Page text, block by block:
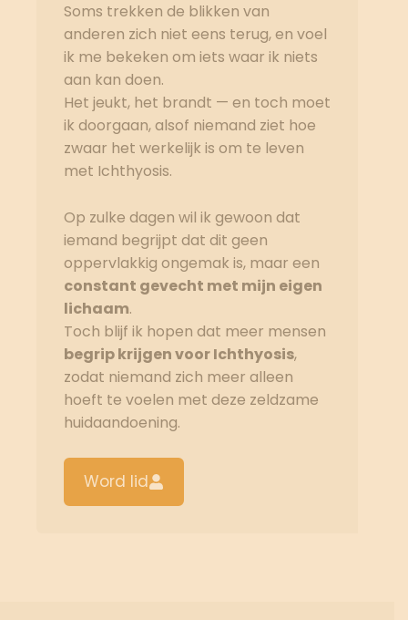
Soms trekken de blikken van
anderen zich niet eens terug, en voel
ik me bekeken om iets waar ik niets
aan kan doen.
Het jeukt, het brandt — en toch moet
ik doorgaan, alsof niemand ziet hoe
zwaar het werkelijk is om te leven
met Ichthyosis.
Op zulke dagen wil ik gewoon dat
iemand begrijpt dat dit geen
oppervlakkig ongemak is, maar een
constant gevecht met mijn eigen
lichaam.
Toch blijf ik hopen dat meer mensen
begrip krijgen voor Ichthyosis,
zodat niemand zich meer alleen
hoeft te voelen met deze zeldzame
huidaandoening.
Word lid